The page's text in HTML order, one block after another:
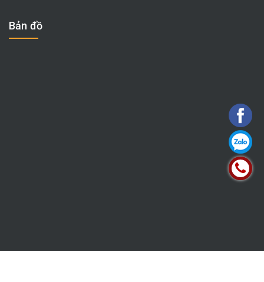
Bản đồ